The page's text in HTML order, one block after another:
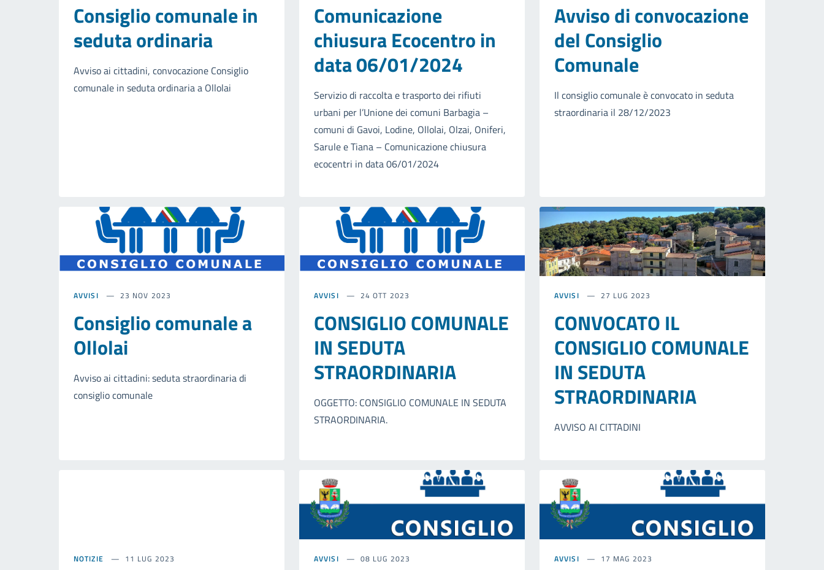
Consiglio comunale in
seduta ordinaria
Avviso ai cittadini, convocazione Consiglio
comunale in seduta ordinaria a Ollolai
Comunicazione
chiusura Ecocentro in
data 06/01/2024
Servizio di raccolta e trasporto dei rifiuti
urbani per l’Unione dei comuni Barbagia –
comuni di Gavoi, Lodine, Ollolai, Olzai, Oniferi,
Sarule e Tiana – Comunicazione chiusura
ecocentri in data 06/01/2024
Avviso di convocazione
del Consiglio
Comunale
Il consiglio comunale è convocato in seduta
straordinaria il 28/12/2023
AVVISI 23 NOV 2023
Consiglio comunale a
Ollolai
Avviso ai cittadini: seduta straordinaria di
consiglio comunale
AVVISI 24 OTT 2023
CONSIGLIO COMUNALE
IN SEDUTA
STRAORDINARIA
OGGETTO: CONSIGLIO COMUNALE IN SEDUTA
STRAORDINARIA.
AVVISI 27 LUG 2023
CONVOCATO IL
CONSIGLIO COMUNALE
IN SEDUTA
STRAORDINARIA
AVVISO AI CITTADINI
NOTIZIE 11 LUG 2023 AVVISI 08 LUG 2023 AVVISI 17 MAG 2023